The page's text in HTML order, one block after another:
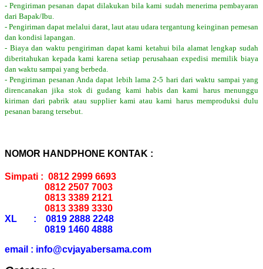
- Pengiriman pesanan dapat dilakukan bila kami sudah menerima pembayaran
dari Bapak/Ibu.
- Pengiriman dapat melalui darat, laut atau udara tergantung keinginan pemesan
dan kondisi lapangan.
- Biaya dan waktu pengiriman dapat kami ketahui bila alamat lengkap sudah
diberitahukan kepada kami karena setiap perusahaan expedisi memilik biaya
dan waktu sampai yang berbeda.
- Pengiriman pesanan Anda dapat lebih lama 2-5 hari dari waktu sampai yang
direncanakan jika stok di gudang kami habis dan kami harus menunggu
kiriman dari pabrik atau supplier kami atau kami harus memproduksi dulu
pesanan barang tersebut.
NOMOR HANDPHONE KONTAK :
Simpati : 0812 2999 6693
0812 2507 7003
0813 3389 2121
0813 3389 3330
XL : 0819 2888 2248
0819 1460 4888
email : info@cvjayabersama.com